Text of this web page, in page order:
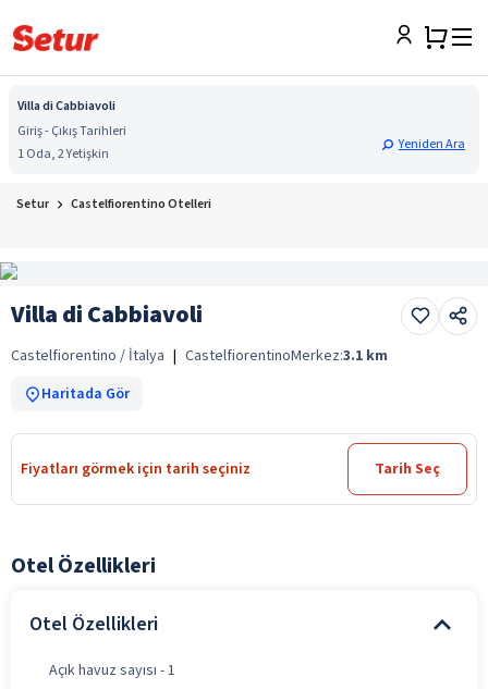
Villa di Cabbiavoli
Giriş - Çıkış Tarihleri
1 Oda, 2 Yetişkin
Yeniden Ara
Setur Castelfiorentino Otelleri
Villa di Cabbiavoli
Castelfiorentino / İtalya | CastelfiorentinoMerkez:3.1 km
Haritada Gör
Fiyatları görmek için tarih seçiniz Tarih Seç
Otel Özellikleri
Otel Özellikleri
Açık havuz sayısı - 1